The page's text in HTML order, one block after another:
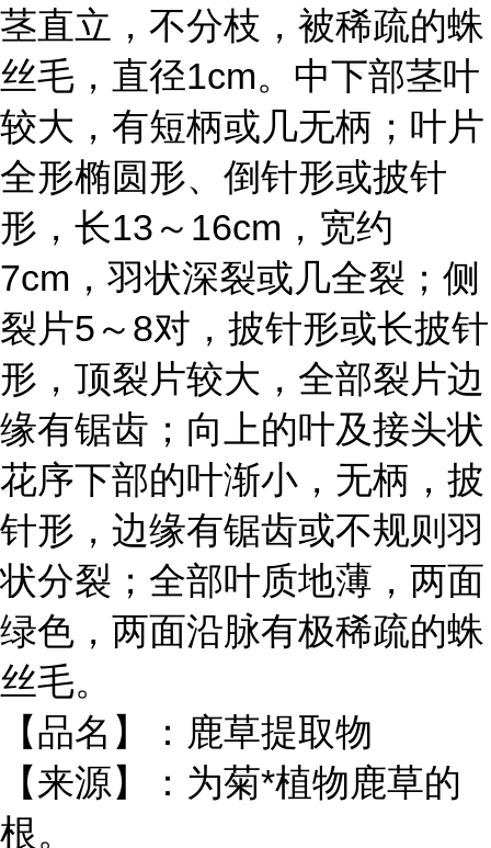
茎直立，不分枝，被稀疏的蛛
丝毛，直径1cm。中下部茎叶
较大，有短柄或几无柄；叶片
全形椭圆形、倒针形或披针
形，长13～16cm，宽约
7cm，羽状深裂或几全裂；侧
裂片5～8对，披针形或长披针
形，顶裂片较大，全部裂片边
缘有锯齿；向上的叶及接头状
花序下部的叶渐小，无柄，披
针形，边缘有锯齿或不规则羽
状分裂；全部叶质地薄，两面
绿色，两面沿脉有极稀疏的蛛
丝毛。
【品名】：鹿草提取物
【来源】：为菊*植物鹿草的
根。